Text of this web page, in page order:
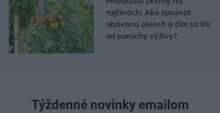
rajčinách: Ako spoznať
obávanú pleseň a čím sa líši
od poruchy výživy?
Týždenné novinky emailom